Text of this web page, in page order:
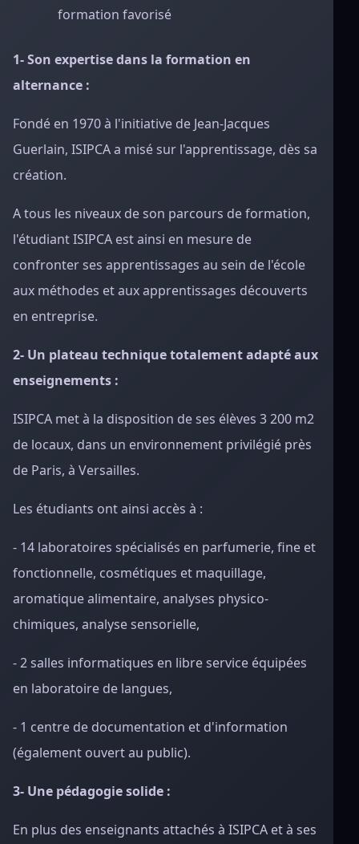
formation favorisé
1- Son expertise dans la formation en
alternance :
Fondé en 1970 à l'initiative de Jean-Jacques
Guerlain, ISIPCA a misé sur l'apprentissage, dès sa
création.
A tous les niveaux de son parcours de formation,
l'étudiant ISIPCA est ainsi en mesure de
confronter ses apprentissages au sein de l'école
aux méthodes et aux apprentissages découverts
en entreprise.
2- Un plateau technique totalement adapté aux
enseignements :
ISIPCA met à la disposition de ses élèves 3 200 m2
de locaux, dans un environnement privilégié près
de Paris, à Versailles.
Les étudiants ont ainsi accès à :
- 14 laboratoires spécialisés en parfumerie, fine et
fonctionnelle, cosmétiques et maquillage,
aromatique alimentaire, analyses physico-
chimiques, analyse sensorielle,
- 2 salles informatiques en libre service équipées
en laboratoire de langues,
- 1 centre de documentation et d'information
(également ouvert au public).
3- Une pédagogie solide :
En plus des enseignants attachés à ISIPCA et à ses